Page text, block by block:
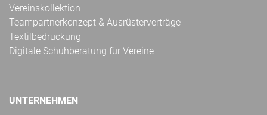
Vereinskollektion
Teampartnerkonzept & Ausrüsterverträge
Textilbedruckung
Digitale Schuhberatung für Vereine
UNTERNEHMEN